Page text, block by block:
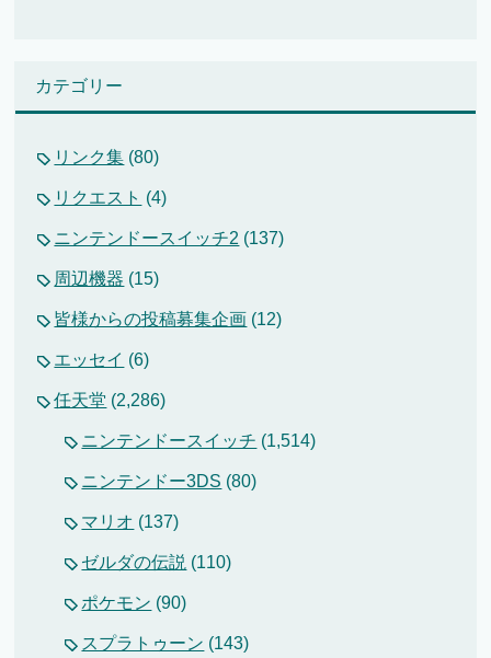
カテゴリー
リンク集 (80)
リクエスト (4)
ニンテンドースイッチ2 (137)
周辺機器 (15)
皆様からの投稿募集企画 (12)
エッセイ (6)
任天堂 (2,286)
ニンテンドースイッチ (1,514)
ニンテンドー3DS (80)
マリオ (137)
ゼルダの伝説 (110)
ポケモン (90)
スプラトゥーン (143)